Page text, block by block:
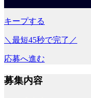
キープする
＼最短45秒で完了／
応募へ進む
募集内容